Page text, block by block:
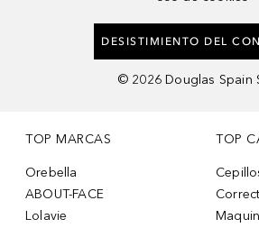
DESISTIMIENTO DEL
© 2026 Douglas Spain
TOP MARCAS
Orebella
ABOUT-FACE
Lolavie
TOP